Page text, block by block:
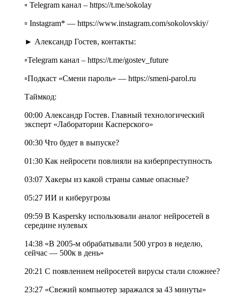
▫️ Telegram канал – https://t.me/sokolay
▫️ Instagram* — https://www.instagram.com/sokolovskiy/
► Александр Гостев, контакты:
▫️Telegram канал – https://t.me/gostev_future
▫️Подкаст «Смени пароль» — https://smeni-parol.ru
Таймкод:
00:00 Александр Гостев. Главный технологический
эксперт «Лаборатории Касперского»
00:30 Что будет в выпуске?
01:30 Как нейросети повлияли на киберпреступность
03:07 Хакеры из какой страны самые опасные?
05:27 ИИ и киберугрозы
09:59 В Kaspersky использовали аналог нейросетей в
середине нулевых
14:38 «В 2005-м обрабатывали 500 угроз в неделю,
сейчас — 500к в день»
20:21 С появлением нейросетей вирусы стали сложнее?
23:27 «Свежий компьютер заражался за 43 минуты»